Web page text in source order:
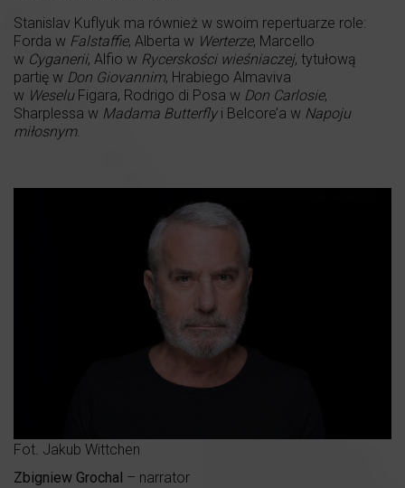
Stanislav Kuflyuk ma również w swoim repertuarze role:
Forda w Falstaffie, Alberta w Werterze, Marcello
w Cyganerii, Alfio w Rycerskości wieśniaczej, tytułową
partię w Don Giovannim, Hrabiego Almaviva
w WeseluFigara, Rodrigo di Posa w Don Carlosie,
Sharplessa w Madama Butterflyi Belcore’a w Napoju
miłosnym.
Fot. Jakub Wittchen
Zbigniew Grochal – narrator